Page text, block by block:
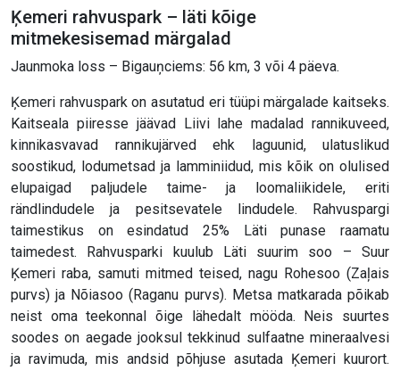
Ķemeri rahvuspark – läti kõige
mitmekesisemad märgalad
Jaunmoka loss – Bigauņciems: 56 km, 3 või 4 päeva.
Ķemeri rahvuspark on asutatud eri tüüpi märgalade kaitseks.
Kaitseala piiresse jäävad Liivi lahe madalad rannikuveed,
kinnikasvavad rannikujärved ehk laguunid, ulatuslikud
soostikud, lodumetsad ja lamminiidud, mis kõik on olulised
elupaigad paljudele taime- ja loomaliikidele, eriti
rändlindudele ja pesitsevatele lindudele. Rahvuspargi
taimestikus on esindatud 25% Läti punase raamatu
taimedest. Rahvusparki kuulub Läti suurim soo – Suur
Ķemeri raba, samuti mitmed teised, nagu Rohesoo (Zaļais
purvs) ja Nõiasoo (Raganu purvs). Metsa matkarada põikab
neist oma teekonnal õige lähedalt mööda. Neis suurtes
soodes on aegade jooksul tekkinud sulfaatne mineraalvesi
ja ravimuda, mis andsid põhjuse asutada Ķemeri kuurort.